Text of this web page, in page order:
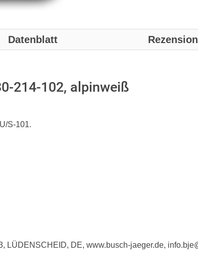
Datenblatt
214-102, alpinweiß
S-101.
LÜDENSCHEID, DE, www.busch-jaeger.de,